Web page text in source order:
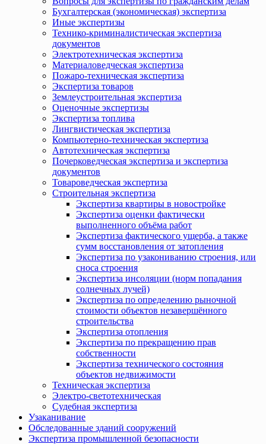
Бухгалтерская (экономическая) экспертиза
Иные экспертизы
Технико-криминалистическая экспертиза
документов
Электротехническая экспертиза
Материаловедческая экспертиза
Пожаро-техническая экспертиза
Экспертиза товаров
Землеустроительная экспертиза
Оценочные экспертизы
Экспертиза топлива
Лингвистическая экспертиза
Компьютерно-техническая экспертиза
Автотехническая экспертиза
Почерковедческая экспертиза и экспертиза
документов
Товароведческая экспертиза
Строительная экспертиза
Экспертиза квартиры в новостройке
Экспертиза оценки фактически
выполненного объёма работ
Экспертиза фактического ущерба, а также
сумм восстановления от затопления
Экспертиза по узакониванию строения, или
сноса строения
Экспертиза инсоляции (норм попадания
солнечных лучей)
Экспертиза по определению рыночной
стоимости объектов незавершённого
строительства
Экспертиза отопления
Экспертиза по прекращению прав
собственности
Экспертиза технического состояния
объектов недвижимости
Техническая экспертиза
Электро-светотехническая
Судебная экспертиза
Узаканивание
Обследованные зданий сооружений
Экспертиза промышленной безопасности